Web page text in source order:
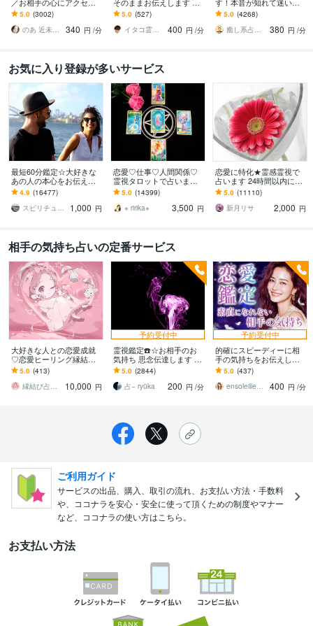
します お相手の温度感／
片思い／複雑／復縁／遠
距離／全世代鑑定中❣
5.0 (3002)
のあ 近未来鑑定師 TR OR LE
340 円 /分
状を把握し未来を切り開
く方法を具体的にお伝え
します
5.0 (527)
イタコ霊能者 豊珠
400 円 /分
消えます 合わない理由を
見つけ出し整えて一番楽
に噛み合う未来へ導きま
5.0 (4268)
癒し系占い師 まるタロー
380 円 /分
お気に入り登録が多いサービス
最短60分鑑定☆大好きな
あの人の本心をお伝えし
ます 【詳細不要】好きな
人の本音と将来への思
い。私をどう思ってる？
4.9 (16477)
スピリチュアルカウンセラー沙耶美
1,000 円
恋愛♡仕事♡人間関係♡
霊視タロットで占います
霊視鑑定♡恋愛アドバイ
ザーとして相手の心理も
詳しく解説します
5.0 (14399)
※ ririka※
3,500 円
恋愛に特化★霊感霊視で
占います 24時間以内に返
信、スピリチュアル鑑定
5.0 (11110)
新月リサ
2,000 円
相手の気持ち占いの定番サービス
大好きな人との恋愛成就
♡恋愛ヒーリング縁結び
します 縁結び、願望成就
ブロック、エーテルコー
ドカット等フル施術♡
5.0 (413)
縁結び占い師♡ぼつ美
10,000 円
予約受付中
霊視鑑定☎️☆お相手のお
気持ち 思念伝達します 最
短6時間以内に 思念伝達 /
SNS問題 不倫
5.0 (2844)
占− ryūka
200 円 /分
予約受付中
的確にスピーディーに相
手の気持ちをお伝えしま
す 透視｜生年月日 本名不
要｜不倫・曖昧・遠距
離・恋愛・対人関係
5.0 (437)
ensoleille｜相手の気持ち
400 円 /分
ご利用ガイド
サービスの出品、購入、取引の流れ、お支払い方法・手数料
や、ココナラを安心・安全に使って頂くための制度やマナー
など、ココナラの使い方はこちら。
お支払い方法